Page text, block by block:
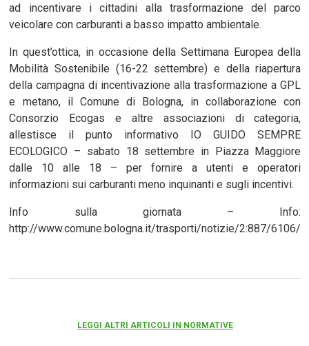
ad incentivare i cittadini alla trasformazione del parco
veicolare con carburanti a basso impatto ambientale.
In quest’ottica, in occasione della Settimana Europea della
Mobilità Sostenibile (16-22 settembre) e della riapertura
della campagna di incentivazione alla trasformazione a GPL
e metano, il Comune di Bologna, in collaborazione con
Consorzio Ecogas e altre associazioni di categoria,
allestisce il punto informativo IO GUIDO SEMPRE
ECOLOGICO – sabato 18 settembre in Piazza Maggiore
dalle 10 alle 18 – per fornire a utenti e operatori
informazioni sui carburanti meno inquinanti e sugli incentivi.
Info sulla giornata – Info:
http://www.comune.bologna.it/trasporti/notizie/2:887/6106/
LEGGI ALTRI ARTICOLI IN NORMATIVE